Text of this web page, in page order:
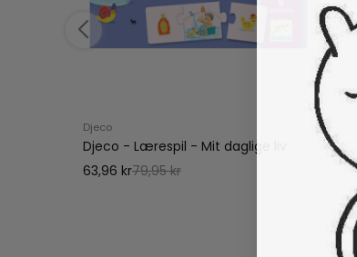
Djeco
Djeco - Lærespil - Mit daglige liv
63,96 kr79,95 kr